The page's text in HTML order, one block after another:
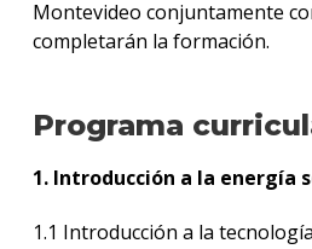
Montevideo conjuntamente
completarán la formación.
Programa
1. Introducción a la energía
1.1 Introducción a la